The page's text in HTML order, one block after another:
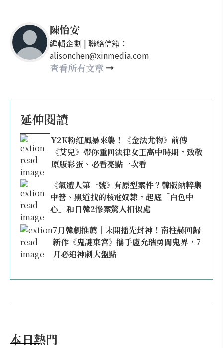
陳怡安
編輯企劃 | 聯絡信箱：
alisonchen@xinmedia.com
查看所有文章
延伸閱讀
Y2K粉紅風暴來襲！《金法尤物》前傳
《艾兒》帶你重回法律女王高中時期，致敬
原版彩蛋、必看亮點一次看
《氣體人第一號》有原型案件？韓版納粹集
中營、黑道找的核電奴隸，起底「白色中
心」和日韓2慘案驚人相似處
7月韓劇推薦｜未開播先封神！南柱赫回歸
新作《鬼謎東宮》攜手盧允瑞勇闖鬼界，7
月必追神劇大盤點
本日熱門